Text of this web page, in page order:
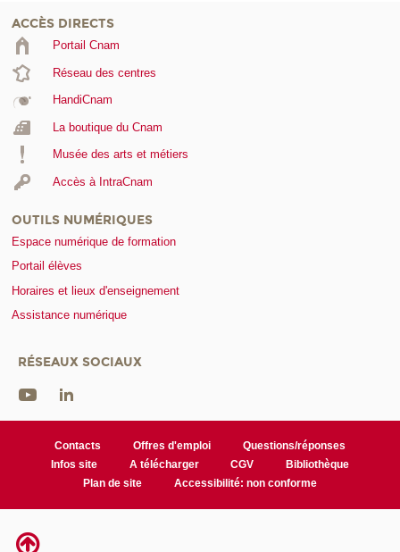
ACCÈS DIRECTS
Portail Cnam
Réseau des centres
HandiCnam
La boutique du Cnam
Musée des arts et métiers
Accès à IntraCnam
OUTILS NUMÉRIQUES
Espace numérique de formation
Portail élèves
Horaires et lieux d'enseignement
Assistance numérique
RÉSEAUX SOCIAUX
Contacts Offres d'emploi
Questions/réponses
Infos site
A télécharger CGV
Bibliothèque
Plan de site
Accessibilité: non conforme